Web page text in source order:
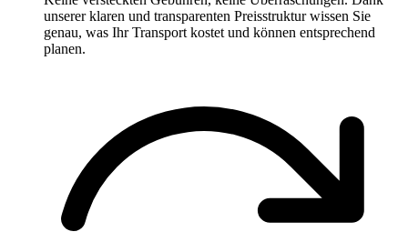
unserer klaren und transparenten Preisstruktur wissen Sie
genau, was Ihr Transport kostet und können entsprechend
planen.